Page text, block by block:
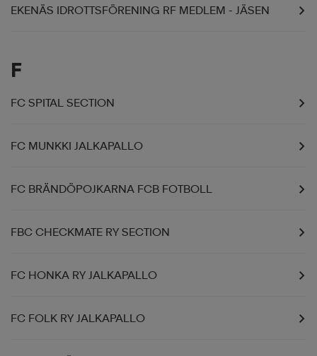
EKENÄS IDROTTSFÖRENING RF MEDLEM - JÄSEN
F
FC SPITAL SECTION
FC MUNKKI JALKAPALLO
FC BRÄNDÖPOJKARNA FCB FOTBOLL
FBC CHECKMATE RY SECTION
FC HONKA RY JALKAPALLO
FC FOLK RY JALKAPALLO